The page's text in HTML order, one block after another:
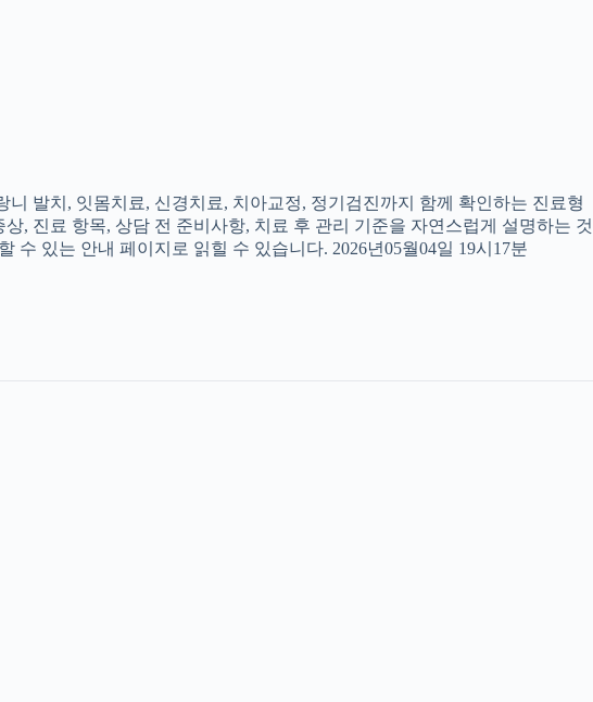
발치, 잇몸치료, 신경치료, 치아교정, 정기검진까지 함께 확인하는 진료형
, 진료 항목, 상담 전 준비사항, 치료 후 관리 기준을 자연스럽게 설명하는 것
수 있는 안내 페이지로 읽힐 수 있습니다. 2026년05월04일 19시17분